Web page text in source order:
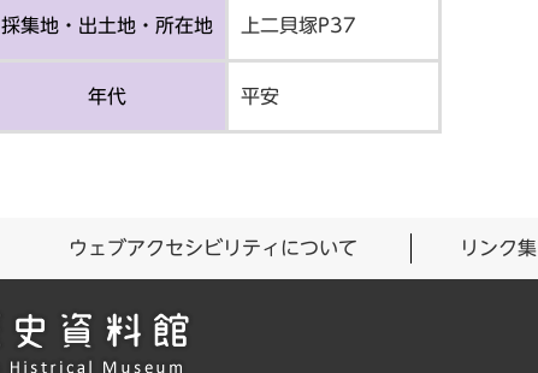
採集地・出土地・所在地 上二貝塚P37
年代 平安
ウェブアクセシビリティについて リンク集